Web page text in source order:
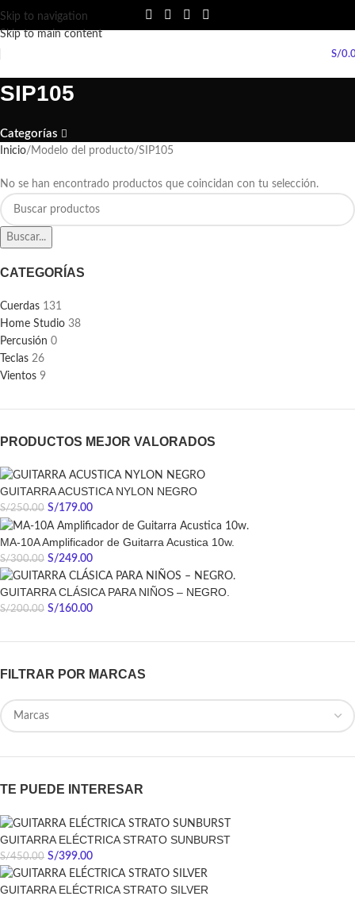
Skip to navigation
Skip to main content
S/
SIP105
Categorías
CATEGORÍAS
Cuerdas 131
Home Studio 38
Percusión 0
Teclas 26
Vientos 9
PRODUCTOS MEJOR VALORADOS
GUITARRA ACUSTICA NYLON NEGRO
S/250.00 S/179.00
MA-10A Amplificador de Guitarra Acustica 10w.
S/300.00 S/249.00
GUITARRA CLÁSICA PARA NIÑOS – NEGRO.
S/200.00 S/160.00
FILTRAR POR MARCAS
TE PUEDE INTERESAR
GUITARRA ELÉCTRICA STRATO SUNBURST
S/450.00 S/399.00
GUITARRA ELÉCTRICA STRATO SILVER
Inicio Modelo del producto SIP105
No se han encontrado productos que coincidan con tu selección.
Buscar...